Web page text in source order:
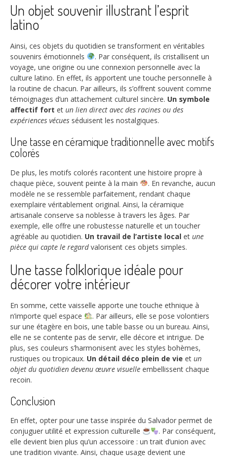
Un objet souvenir illustrant l’esprit
latino
Ainsi, ces objets du quotidien se transforment en véritables
souvenirs émotionnels
. Par conséquent, ils cristallisent un
voyage, une origine ou une connexion personnelle avec la
culture latino. En effet, ils apportent une touche personnelle à
la routine de chacun. Par ailleurs, ils s’offrent souvent comme
témoignages d’un attachement culturel sincère. Un symbole
affectif fort et un lien direct avec des racines ou des
expériences vécues séduisent les nostalgiques.
Une tasse en céramique traditionnelle avec motifs
colorés
De plus, les motifs colorés racontent une histoire propre à
chaque pièce, souvent peinte à la main
. En revanche, aucun
modèle ne se ressemble parfaitement, rendant chaque
exemplaire véritablement original. Ainsi, la céramique
artisanale conserve sa noblesse à travers les âges. Par
exemple, elle offre une robustesse naturelle et un toucher
agréable au quotidien. Un travail de l’artiste local et une
pièce qui capte le regardvalorisent ces objets simples.
Une tasse folklorique idéale pour
décorer votre intérieur
En somme, cette vaisselle apporte une touche ethnique à
n’importe quel espace
. Par ailleurs, elle se pose volontiers
sur une étagère en bois, une table basse ou un bureau. Ainsi,
elle ne se contente pas de servir, elle décore et intrigue. De
plus, ses couleurs s’harmonisent avec les styles bohèmes,
rustiques ou tropicaux. Un détail déco plein de vie et un
objet du quotidien devenu œuvre visuelle embellissent chaque
recoin.
Conclusion
En effet, opter pour une tasse inspirée du Salvador permet de
conjuguer utilité et expression culturelle
. Par conséquent,
elle devient bien plus qu’un accessoire : un trait d’union avec
une tradition vivante. Ainsi, chaque usage devient une